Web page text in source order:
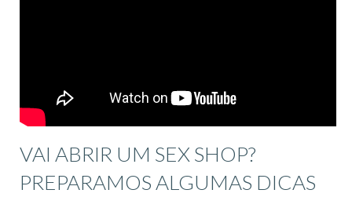
VAI ABRIR UM SEX SHOP?
PREPARAMOS ALGUMAS DICAS